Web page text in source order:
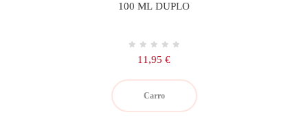
100 ML DUPLO
Precio
11,95 €
Carro